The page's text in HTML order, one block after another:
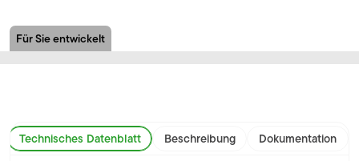
Für Sie entwickelt
Technisches Datenblatt Beschreibung Dokumentation